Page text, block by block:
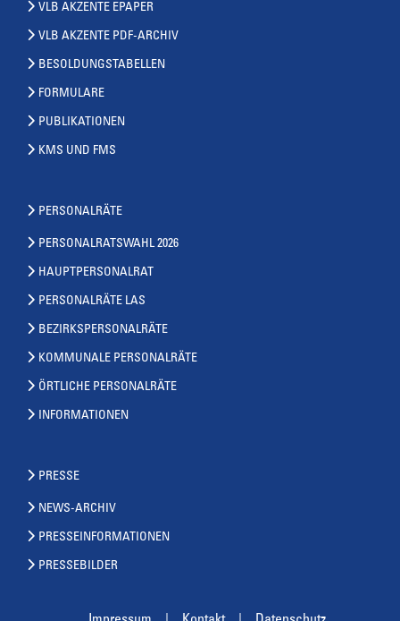
VLB AKZENTE EPAPER
VLB AKZENTE PDF-ARCHIV
BESOLDUNGSTABELLEN
FORMULARE
PUBLIKATIONEN
KMS UND FMS
PERSONALRÄTE
PERSONALRATSWAHL 2026
HAUPTPERSONALRAT
PERSONALRÄTE LAS
BEZIRKSPERSONALRÄTE
KOMMUNALE PERSONALRÄTE
ÖRTLICHE PERSONALRÄTE
INFORMATIONEN
PRESSE
NEWS-ARCHIV
PRESSEINFORMATIONEN
PRESSEBILDER